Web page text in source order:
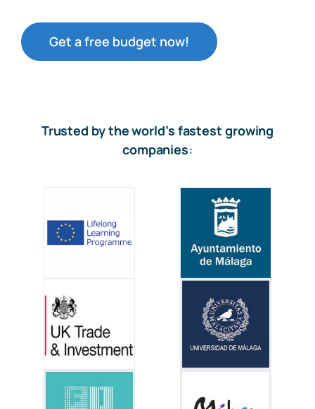
Get a free budget now!
Trusted by the world’s fastest growing
companies: